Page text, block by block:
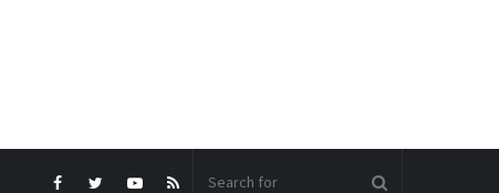
RSS
YouTube
Twitter
Facebook